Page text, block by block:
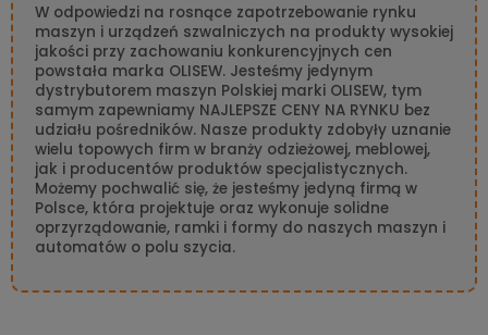
W odpowiedzi na rosnące zapotrzebowanie rynku
maszyn i urządzeń szwalniczych na produkty wysokiej
jakości przy zachowaniu konkurencyjnych cen
powstała marka OLISEW. Jesteśmy jedynym
dystrybutorem maszyn Polskiej marki OLISEW, tym
samym zapewniamy NAJLEPSZE CENY NA RYNKU bez
udziału pośredników. Nasze produkty zdobyły uznanie
wielu topowych firm w branży odzieżowej, meblowej,
jak i producentów produktów specjalistycznych.
Możemy pochwalić się, że jesteśmy jedyną firmą w
Polsce, która projektuje oraz wykonuje solidne
oprzyrządowanie, ramki i formy do naszych maszyn i
automatów o polu szycia.